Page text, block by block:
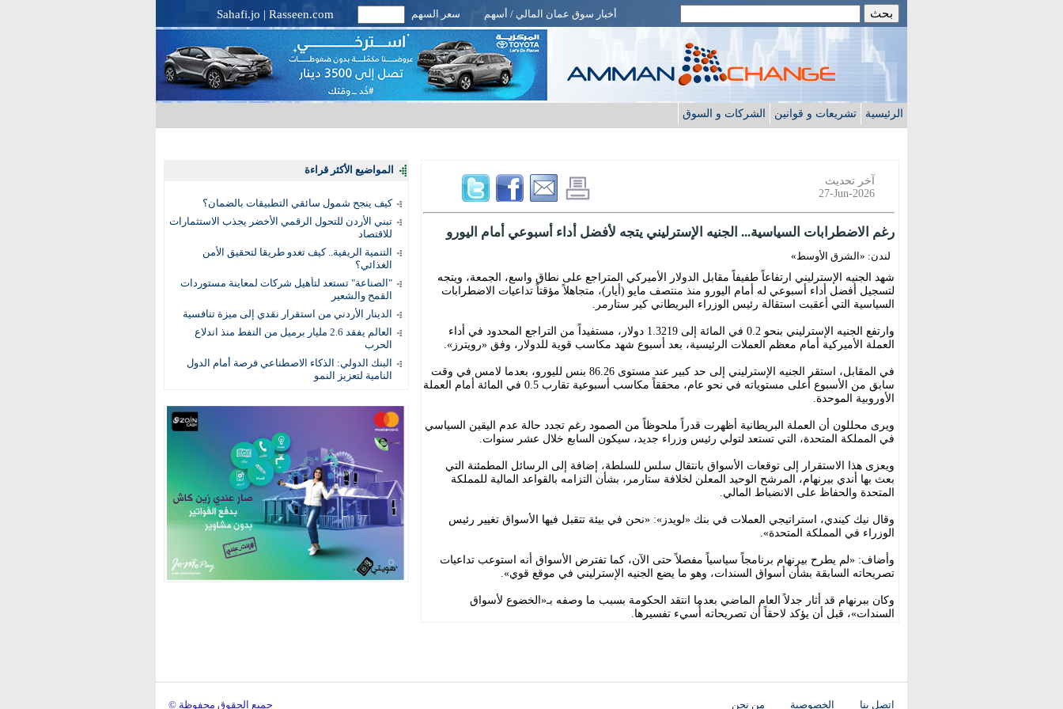
أخبار سوق عمان المالي / أسهم سعر السهم Sahafi.jo | Rasseen.com
الرئيسية تشريعات و قوانين الشركات و السوق
المواضيع الأكثر قراءة
كيف ينجح شمول سائقي التطبيقات بالضمان؟
تبني الأردن للتحول الرقمي الأخضر يجذب الاستثمارات
للاقتصاد
التنمية الريفية.. كيف تغدو طريقا لتحقيق الأمن
الغذائي؟
"الصناعة" تستعد لتأهيل شركات لمعاينة مستوردات
القمح والشعير
الدينار الأردني من استقرار نقدي إلى ميزة تنافسية
العالم يفقد 2.6 مليار برميل من النفط منذ اندلاع
الحرب
البنك الدولي: الذكاء الاصطناعي فرصة أمام الدول
النامية لتعزيز النمو
آخر تحديث
27-Jun-2026
رغم الاضطرابات السياسية... الجنيه الإسترليني يتجه لأفضل أداء أسبوعي أمام اليورو
لندن: «الشرق الأوسط»
شهد الجنيه الإسترليني ارتفاعاً طفيفاً مقابل الدولار الأميركي المتراجع على نطاق واسع، الجمعة، ويتجه
لتسجيل أفضل أداء أسبوعي له أمام اليورو منذ منتصف مايو (أيار)، متجاهلاً مؤقتاً تداعيات الاضطرابات
السياسية التي أعقبت استقالة رئيس الوزراء البريطاني كير ستارمر.
وارتفع الجنيه الإسترليني بنحو 0.2 في المائة إلى 1.3219 دولار، مستفيداً من التراجع المحدود في أداء
العملة الأميركية أمام معظم العملات الرئيسية، بعد أسبوع شهد مكاسب قوية للدولار، وفق «رويترز».
في المقابل، استقر الجنيه الإسترليني إلى حد كبير عند مستوى 86.26 بنس لليورو، بعدما لامس في وقت
سابق من الأسبوع أعلى مستوياته في نحو عام، محققاً مكاسب أسبوعية تقارب 0.5 في المائة أمام العملة
الأوروبية الموحدة.
ويرى محللون أن العملة البريطانية أظهرت قدراً ملحوظاً من الصمود رغم تجدد حالة عدم اليقين السياسي
في المملكة المتحدة، التي تستعد لتولي رئيس وزراء جديد، سيكون السابع خلال عشر سنوات.
ويعزى هذا الاستقرار إلى توقعات الأسواق بانتقال سلس للسلطة، إضافة إلى الرسائل المطمئنة التي
بعث بها أندي بيرنهام، المرشح الوحيد المعلن لخلافة ستارمر، بشأن التزامه بالقواعد المالية للمملكة
المتحدة والحفاظ على الانضباط المالي.
وقال نيك كيندي، استراتيجي العملات في بنك «لويدز»: «نحن في بيئة تتقبل فيها الأسواق تغيير رئيس
الوزراء في المملكة المتحدة».
وأضاف: «لم يطرح بيرنهام برنامجاً سياسياً مفصلاً حتى الآن، كما تفترض الأسواق أنه استوعب تداعيات
تصريحاته السابقة بشأن أسواق السندات، وهو ما يضع الجنيه الإسترليني في موقع قوي».
وكان ببرنهام قد أثار جدلاً العام الماضي بعدما انتقد الحكومة بسبب ما وصفه بـ«الخضوع لأسواق
السندات»، قبل أن يؤكد لاحقاً أن تصريحاته أُسيء تفسيرها.
اتصل بنا الخصوصية من نحن © جميع الحقوق محفوظة